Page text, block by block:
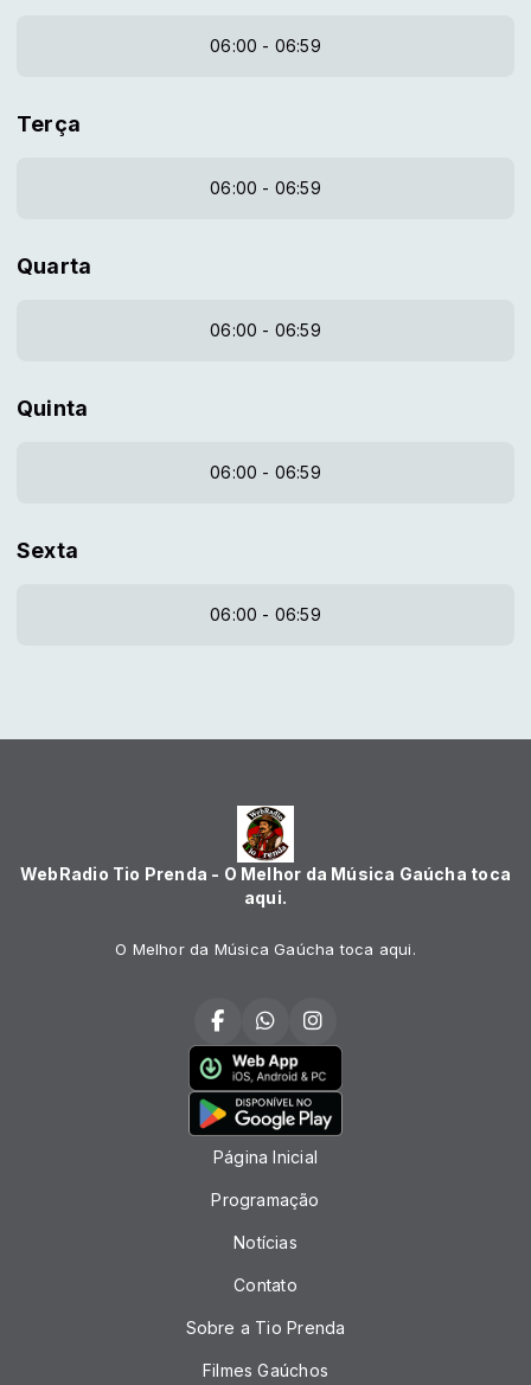
06:00 - 06:59
Terça
06:00 - 06:59
Quarta
06:00 - 06:59
Quinta
06:00 - 06:59
Sexta
06:00 - 06:59
WebRadio Tio Prenda - O Melhor da Música Gaúcha toca
aqui.
O Melhor da Música Gaúcha toca aqui.
Página Inicial
Programação
Notícias
Contato
Sobre a Tio Prenda
Filmes Gaúchos